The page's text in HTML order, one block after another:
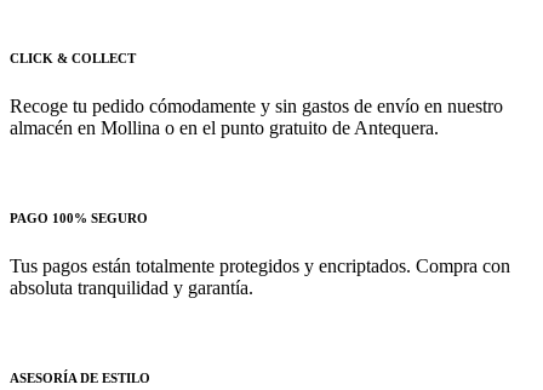
CLICK & COLLECT
Recoge tu pedido cómodamente y sin gastos de envío en nuestro
almacén en Mollina o en el punto gratuito de Antequera.
PAGO 100% SEGURO
Tus pagos están totalmente protegidos y encriptados. Compra con
absoluta tranquilidad y garantía.
ASESORÍA DE ESTILO